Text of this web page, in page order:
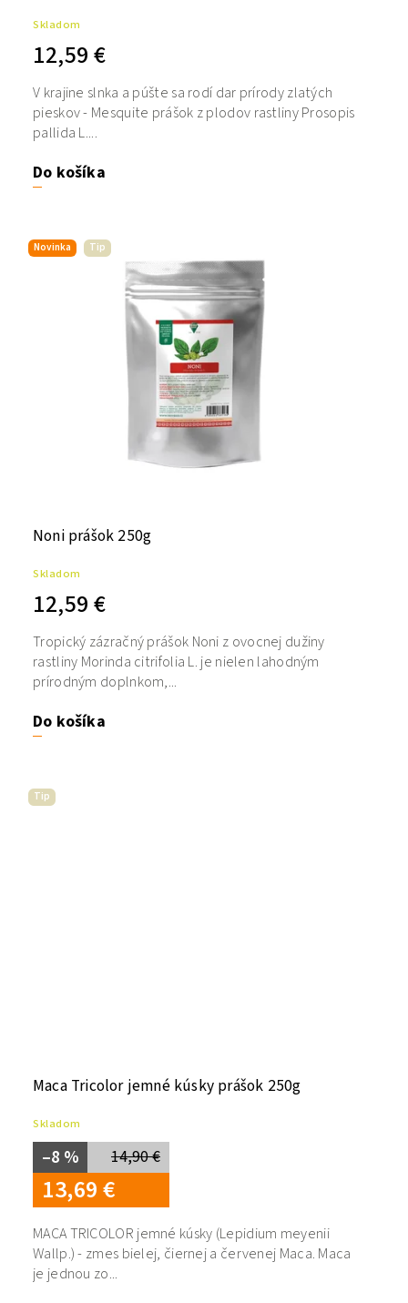
Skladom
12,59 €
Do košíka
V krajine slnka a púšte sa rodí dar prírody zlatých
pieskov - Mesquite prášok z plodov rastliny Prosopis
pallida L....
Novinka Tip
Noni prášok 250g
Skladom
12,59 €
Do košíka
Tropický zázračný prášok Noni z ovocnej dužiny
rastliny Morinda citrifolia L. je nielen lahodným
prírodným doplnkom,...
Tip
Maca Tricolor jemné kúsky prášok 250g
Skladom
14,90 €
–8 %
13,69 €
MACA TRICOLOR jemné kúsky (Lepidium meyenii
Wallp.) - zmes bielej, čiernej a červenej Maca. Maca
je jednou zo...